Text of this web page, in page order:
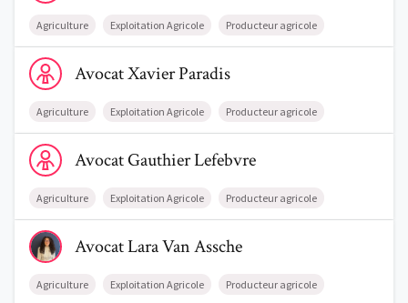
Agriculture Exploitation Agricole Producteur agricole
Voir le profil de AvocatXavier Paradis
AvocatXavierParadis
Agriculture Exploitation Agricole Producteur agricole
Voir le profil de AvocatGauthier Lefebvre
AvocatGauthierLefebvre
Agriculture Exploitation Agricole Producteur agricole
Voir le profil de AvocatLara Van Assche
AvocatLaraVan Assche
Agriculture Exploitation Agricole Producteur agricole